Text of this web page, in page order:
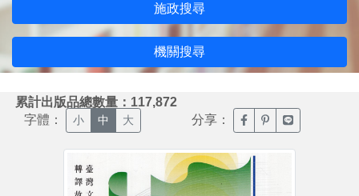
施政搜尋
機關搜尋
累計出版品總數量：117,872
字體： 小 中 大 分享： 臉書分享(另開新視窗)
噗浪分享(另開新
Line分享(另